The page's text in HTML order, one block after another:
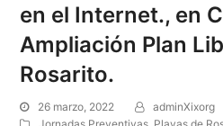
en el Internet., en
Ampliación Plan
Rosarito.
26 marzo, 2022
adminXixorg